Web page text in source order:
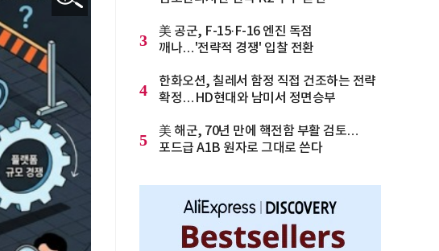
3
美 공군, F-15·F-16 엔진 독점
깨나…'전략적 경쟁' 입찰 전환
4
한화오션, 칠레서 함정 직접 건조하는 전략
확정…HD현대와 남미서 정면승부
5
美 해군, 70년 만에 핵전함 부활 검토…
포드급 A1B 원자로 그대로 쓴다